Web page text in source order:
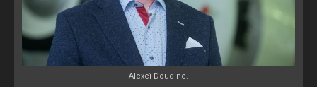
Alexeï Doudine.